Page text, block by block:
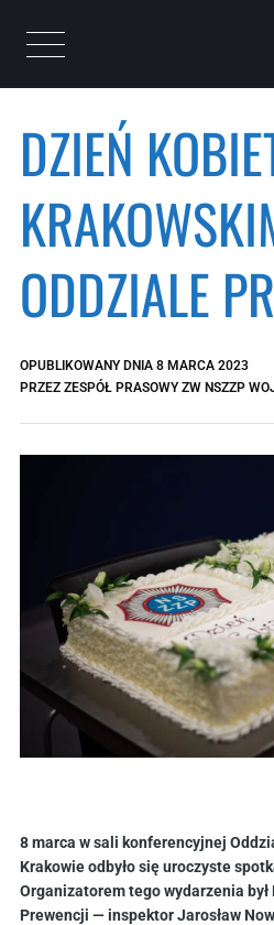
Otwórz menu
DZIEŃ
ODDZIALE
OPUBLIKOWANY DNIA 8 MARCA 2023
PRZEZ ZESPÓŁ PRASOWY ZW NSZZP
8 marca w sali konferencyjnej
Krakowie odbyło się uroczyste
Organizatorem tego wydarzenia był
Prewencji — inspektor Jarosław